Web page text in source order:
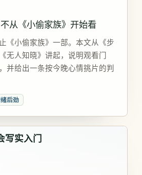
从《小偷家族》开始看
《小偷家族》一部。本文从《步
无人知晓》讲起，说明观看门
并给出一条按今晚心情挑片的判
后劲
写实入门